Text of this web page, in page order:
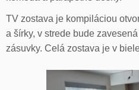
TV zostava je kompiláciou
a šírky, v strede bude
zásuvky. Celá zostava je v